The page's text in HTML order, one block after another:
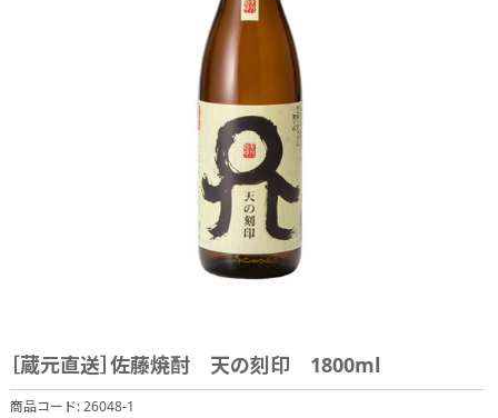
［蔵元直送］佐藤焼酎 天の刻印 1800ml
商品コード:26048-1